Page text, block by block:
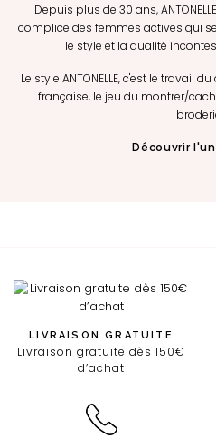
Depuis plus de 30 ans,
complice des femmes actives qui
le style et la qualité
Le style ANTONELLE, c'est le travail
française, le jeu du montrer/
Découvrir
LIVRAISON GRATUITE
Livraison gratuite dès 150€
d’achat